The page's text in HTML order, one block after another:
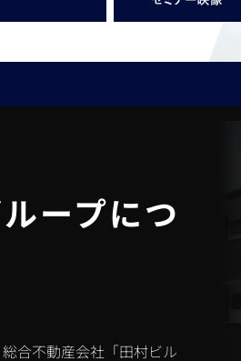
ープにつ
合不動産会社「田村ビル